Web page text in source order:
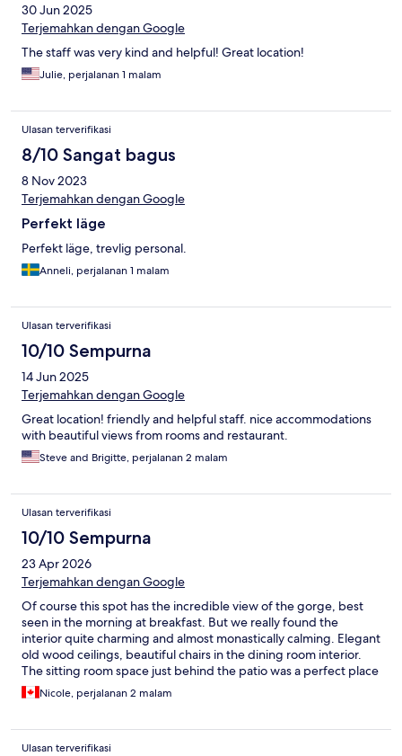
30 Jun 2025
Terjemahkan dengan Google
The staff was very kind and helpful! Great location!
Julie, perjalanan 1 malam
Ulasan terverifikasi
8/10 Sangat bagus
8 Nov 2023
Terjemahkan dengan Google
Perfekt läge
Perfekt läge, trevlig personal.
Anneli, perjalanan 1 malam
Ulasan terverifikasi
10/10 Sempurna
14 Jun 2025
Terjemahkan dengan Google
Great location! friendly and helpful staff. nice accommodations
with beautiful views from rooms and restaurant.
Steve and Brigitte, perjalanan 2 malam
Ulasan terverifikasi
10/10 Sempurna
23 Apr 2026
Terjemahkan dengan Google
Of course this spot has the incredible view of the gorge, best
seen in the morning at breakfast. But we really found the
interior quite charming and almost monastically calming. Elegant
old wood ceilings, beautiful chairs in the dining room interior.
The sitting room space just behind the patio was a perfect place
to take a coffee or get some computer work done mid day. I just
felt very relaxed there overall. Excellent water pressure. Wifi
absolutely stay here again.
Nicole, perjalanan 2 malam
Ulasan terverifikasi